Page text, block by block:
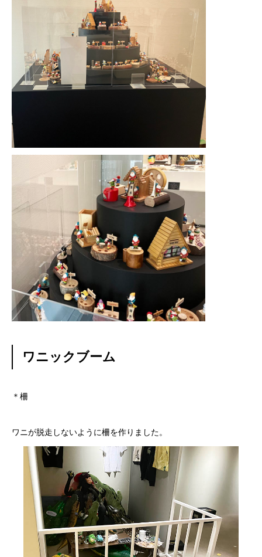
ワニックブーム
＊柵
ワニが脱走しないように柵を作りました。